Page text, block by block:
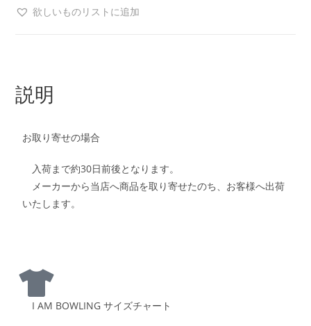
欲しいものリストに追加
説明
お取り寄せの場合
入荷まで約30日前後となります。
メーカーから当店へ商品を取り寄せたのち、お客様へ出荷
いたします。
I AM BOWLING サイズチャート